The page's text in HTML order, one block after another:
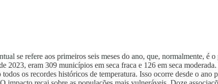
se refere aos primeiros seis meses do ano, que, normalmente, é
2023, eram 309 municípios em seca fraca e 126 em seca
os recordes históricos de temperatura. Isso ocorre desde o